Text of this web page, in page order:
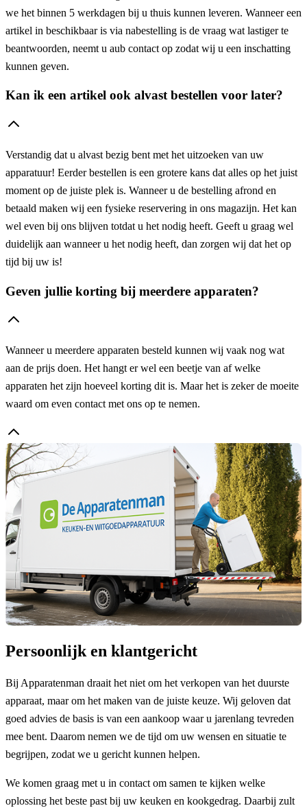
we het binnen 5 werkdagen bij u thuis kunnen leveren. Wanneer een
artikel in beschikbaar is via nabestelling is de vraag wat lastiger te
beantwoorden, neemt u aub contact op zodat wij u een inschatting
kunnen geven.
Kan ik een artikel ook alvast bestellen voor later?
Verstandig dat u alvast bezig bent met het uitzoeken van uw
apparatuur! Eerder bestellen is een grotere kans dat alles op het juist
moment op de juiste plek is. Wanneer u de bestelling afrond en
betaald maken wij een fysieke reservering in ons magazijn. Het kan
wel even bij ons blijven totdat u het nodig heeft. Geeft u graag wel
duidelijk aan wanneer u het nodig heeft, dan zorgen wij dat het op
tijd bij uw is!
Geven jullie korting bij meerdere apparaten?
Wanneer u meerdere apparaten besteld kunnen wij vaak nog wat
aan de prijs doen. Het hangt er wel een beetje van af welke
apparaten het zijn hoeveel korting dit is. Maar het is zeker de moeite
waard om even contact met ons op te nemen.
Persoonlijk en klantgericht
Bij Apparatenman draait het niet om het verkopen van het duurste
apparaat, maar om het maken van de juiste keuze. Wij geloven dat
goed advies de basis is van een aankoop waar u jarenlang tevreden
mee bent. Daarom nemen we de tijd om uw wensen en situatie te
begrijpen, zodat we u gericht kunnen helpen.
We komen graag met u in contact om samen te kijken welke
oplossing het beste past bij uw keuken en kookgedrag. Daarbij zult